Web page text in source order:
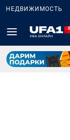
НЕДВИЖИМОСТЬ